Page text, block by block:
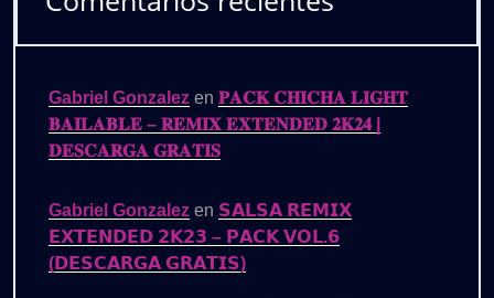
Gabriel Gonzalez en 𝐏𝐀𝐂𝐊 𝐂𝐇𝐈𝐂𝐇𝐀 𝐋𝐈𝐆𝐇𝐓
𝐁𝐀𝐈𝐋𝐀𝐁𝐋𝐄 – 𝐑𝐄𝐌𝐈𝐗 𝐄𝐗𝐓𝐄𝐍𝐃𝐄𝐃 𝟐𝐊𝟐𝟒 |
𝐃𝐄𝐒𝐂𝐀𝐑𝐆𝐀 𝐆𝐑𝐀𝐓𝐈𝐒
Gabriel Gonzalez en 𝗦𝗔𝗟𝗦𝗔 𝗥𝗘𝗠𝗜𝗫
𝗘𝗫𝗧𝗘𝗡𝗗𝗘𝗗 𝟮𝗞𝟮𝟯 – 𝗣𝗔𝗖𝗞 𝗩𝗢𝗟.𝟲
(𝗗𝗘𝗦𝗖𝗔𝗥𝗚𝗔 𝗚𝗥𝗔𝗧𝗜𝗦)